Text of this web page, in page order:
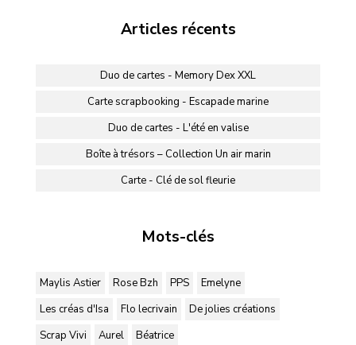
Articles récents
Duo de cartes - Memory Dex XXL
Carte scrapbooking - Escapade marine
Duo de cartes - L'été en valise
Boîte à trésors – Collection Un air marin
Carte - Clé de sol fleurie
Mots-clés
Maylis Astier Rose Bzh PPS
Emelyne
Les créas d'Isa
Flo lecrivain
De jolies créations
Scrap Vivi
Aurel Béatrice